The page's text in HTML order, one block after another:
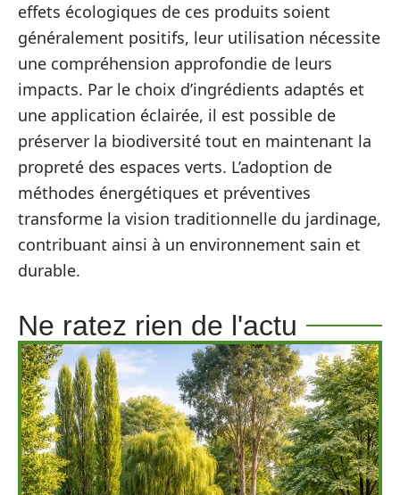
effets écologiques de ces produits soient
généralement positifs, leur utilisation nécessite
une compréhension approfondie de leurs
impacts. Par le choix d’ingrédients adaptés et
une application éclairée, il est possible de
préserver la biodiversité tout en maintenant la
propreté des espaces verts. L’adoption de
méthodes énergétiques et préventives
transforme la vision traditionnelle du jardinage,
contribuant ainsi à un environnement sain et
durable.
Ne ratez rien de l'actu